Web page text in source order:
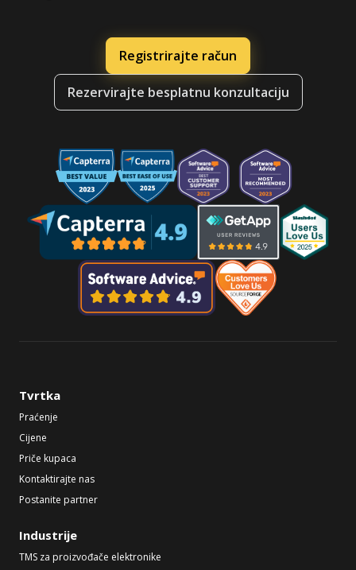
Registrirajte račun
Rezervirajte besplatnu konzultaciju
Tvrtka
Praćenje
Cijene
Priče kupaca
Kontaktirajte nas
Postanite partner
Industrije
TMS za proizvođače elektronike